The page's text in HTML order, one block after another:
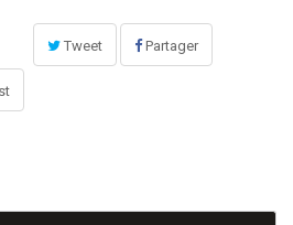
Tweet Partager